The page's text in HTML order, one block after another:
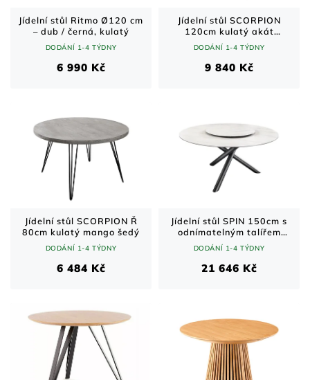
Jídelní stůl Ritmo Ø120 cm
– dub / černá, kulatý
DODÁNÍ 1-4 TÝDNY
6 990 Kč
Jídelní stůl SCORPION
120cm kulatý akát
přírodní
DODÁNÍ 1-4 TÝDNY
9 840 Kč
Jídelní stůl SCORPION Ř
80cm kulatý mango šedý
DODÁNÍ 1-4 TÝDNY
6 484 Kč
Jídelní stůl SPIN 150cm s
odnímatelným talířem
keramický mramorový
vzhled bílý
DODÁNÍ 1-4 TÝDNY
21 646 Kč